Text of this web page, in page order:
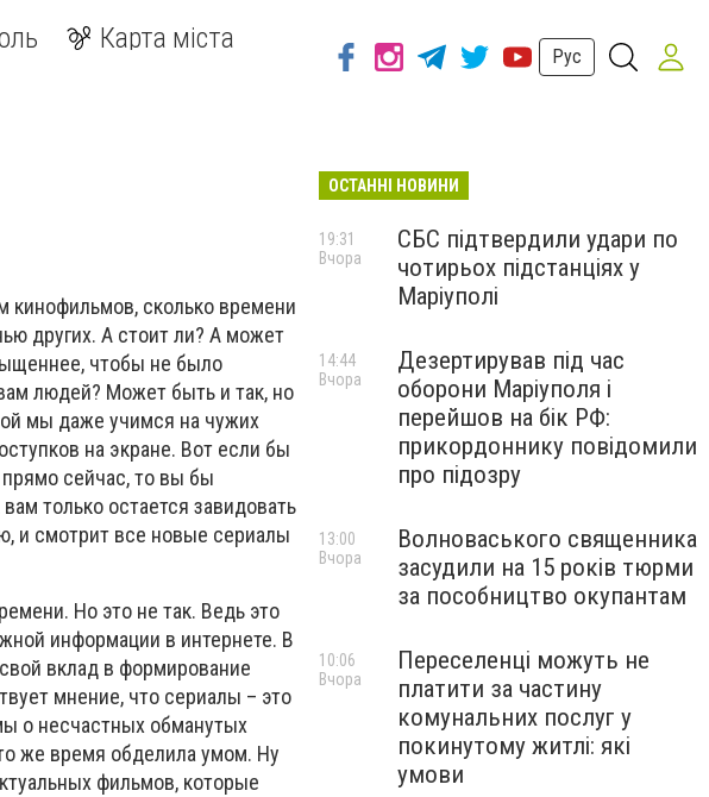
Карта міста
Рус
сколько времени
других. А стоит ли? А может
чтобы не было
людей? Может быть и так, но
мы даже учимся на чужих
на экране. Вот если бы
сейчас, то вы бы
только остается завидовать
и смотрит все новые сериалы
Но это не так. Ведь это
информации в интернете. В
вклад в формирование
мнение, что сериалы – это
о несчастных обманутых
же время обделила умом. Ну
фильмов, которые
ОСТАННІ НОВИНИ
СБС підтвердили удари по
чотирьох підстанціях у
Маріуполі
19:31
Вчора
Дезертирував під час
оборони Маріуполя і
перейшов на бік РФ:
прикордоннику повідомили
про підозру
14:44
Вчора
Волноваського священника
засудили на 15 років тюрми
за пособництво окупантам
13:00
Вчора
Переселенці можуть не
платити за частину
комунальних послуг у
покинутому житлі: які
умови
10:06
Вчора